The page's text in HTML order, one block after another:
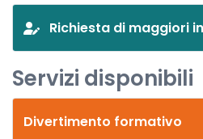
Richiesta di maggiori
Servizi disponibili
Divertimento formativo